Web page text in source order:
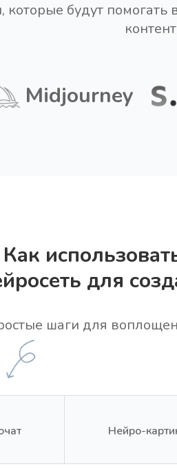
которые будут
Midjourney
Как
для
шаги для
Нейро-